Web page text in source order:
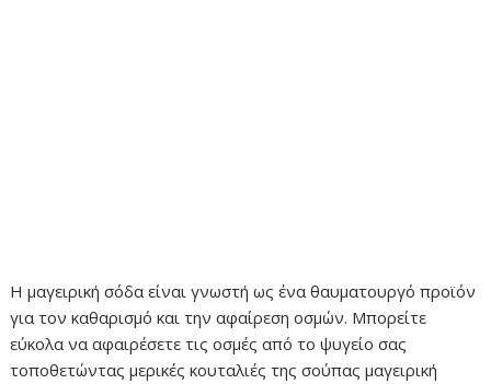
Η μαγειρική σόδα είναι γνωστή ως ένα θαυματουργό προϊόν
για τον καθαρισμό και την αφαίρεση οσμών. Μπορείτε
εύκολα να αφαιρέσετε τις οσμές από το ψυγείο σας
τοποθετώντας μερικές κουταλιές της σούπας μαγειρική